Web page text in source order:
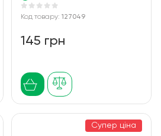
Код товару: 127049
145 грн
Супер ціна